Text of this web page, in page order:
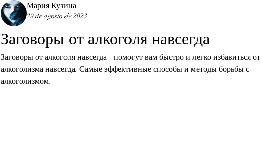
Мария Кузина
29 de agosto de 2023
Заговоры от алкоголя навсегда
Заговоры от алкоголя навсегда - помогут вам быстро и легко избавиться от
алкоголизма навсегда. Самые эффективные способы и методы борьбы с
алкоголизмом.